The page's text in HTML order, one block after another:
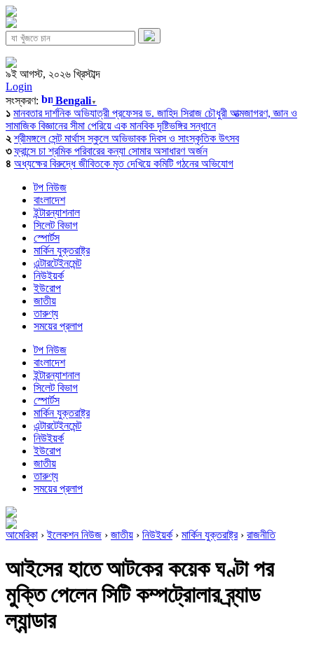
৯ই আগস্ট, ২০২৬ খ্রিস্টাব্দ
Login
সংস্করণ:
Bengali▼
১ মানবতার দার্শনিক অভিযাত্রী প্রফেসর ড. জাহিদ সিরাজ চৌধুরী আত্মজাগরণ, জ্ঞান ও
সামাজিক বিজ্ঞানের সীমা পেরিয়ে এক মানবিক দৃষ্টিভঙ্গির সন্ধানে
২ শ্রীমঙ্গলে সেন্ট মার্থাস স্কুলে অভিভাবক দিবস ও সাংস্কৃতিক উৎসব
৩ ফ্রান্সে চা শ্রমিক পরিবারের কন্যা সোমার অসাধারণ অর্জন
৪ অধ্যক্ষের বিরুদ্ধে জীবিতকে মৃত দেখিয়ে কমিটি গঠনের অভিযোগ
টপ নিউজ
বাংলাদেশ
ইন্টারন্যাশনাল
সিলেট বিভাগ
স্পোর্টস
মার্কিন যুক্তরাষ্ট্র
এন্টারটেইনমেন্ট
নিউইয়র্ক
ইউরোপ
জাতীয়
তারুণ্য
সময়ের প্রলাপ
টপ নিউজ
বাংলাদেশ
ইন্টারন্যাশনাল
সিলেট বিভাগ
স্পোর্টস
মার্কিন যুক্তরাষ্ট্র
এন্টারটেইনমেন্ট
নিউইয়র্ক
ইউরোপ
জাতীয়
তারুণ্য
সময়ের প্রলাপ
আমেরিকা ›ইলেকশন নিউজ › জাতীয় › নিউইয়র্ক › মার্কিন যুক্তরাষ্ট্র› রাজনীতি
আইসের হাতে আটকের কয়েক ঘণ্টা পর
মুক্তি পেলেন সিটি কম্পট্রোলার ব্র্যাড
ল্যান্ডার